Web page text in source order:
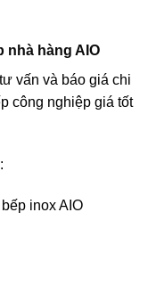
nhà hàng AIO
vấn và báo giá chi
công nghiệp giá tốt
inox AIO